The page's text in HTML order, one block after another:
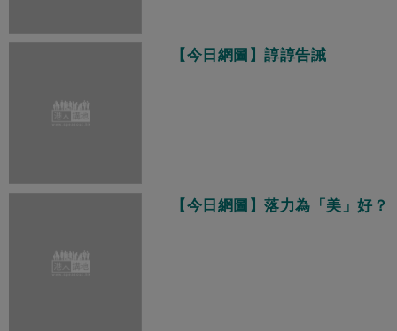
【今日網圖】諄諄告誡
【今日網圖】落力為「美」好？